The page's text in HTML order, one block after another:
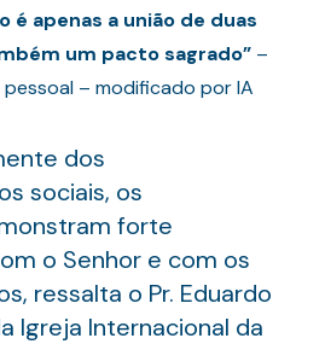
é apenas a união de duas
um pacto sagrado” –
pessoal – modificado por IA
dos
sociais, os
forte
o Senhor e com os
ressalta o Pr. Eduardo
Igreja Internacional da